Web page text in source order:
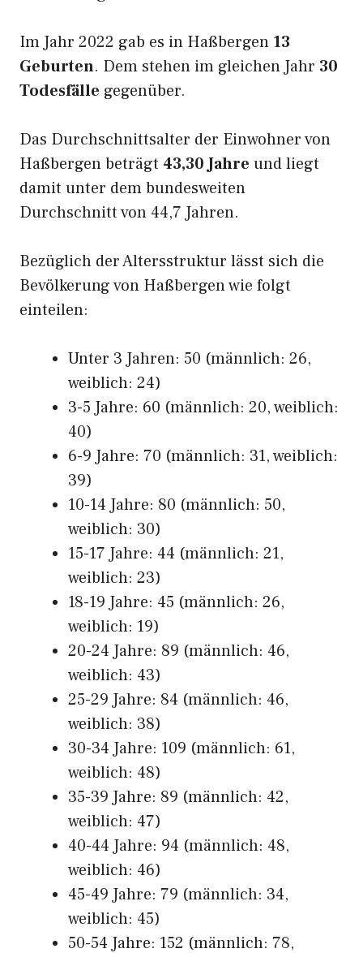
Im Jahr 2022 gab es in Haßbergen 13
Geburten. Dem stehen im gleichen Jahr 30
Todesfälle gegenüber.
Das Durchschnittsalter der Einwohner von
Haßbergen beträgt 43,30 Jahre und liegt
damit unter dem bundesweiten
Durchschnitt von 44,7 Jahren.
Bezüglich der Altersstruktur lässt sich die
Bevölkerung von Haßbergen wie folgt
einteilen:
Unter 3 Jahren: 50 (männlich: 26,
weiblich: 24)
3-5 Jahre: 60 (männlich: 20, weiblich:
40)
6-9 Jahre: 70 (männlich: 31, weiblich:
39)
10-14 Jahre: 80 (männlich: 50,
weiblich: 30)
15-17 Jahre: 44 (männlich: 21,
weiblich: 23)
18-19 Jahre: 45 (männlich: 26,
weiblich: 19)
20-24 Jahre: 89 (männlich: 46,
weiblich: 43)
25-29 Jahre: 84 (männlich: 46,
weiblich: 38)
30-34 Jahre: 109 (männlich: 61,
weiblich: 48)
35-39 Jahre: 89 (männlich: 42,
weiblich: 47)
40-44 Jahre: 94 (männlich: 48,
weiblich: 46)
45-49 Jahre: 79 (männlich: 34,
weiblich: 45)
50-54 Jahre: 152 (männlich: 78,